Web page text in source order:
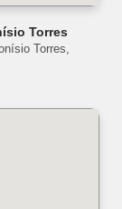
Torres
Torres,